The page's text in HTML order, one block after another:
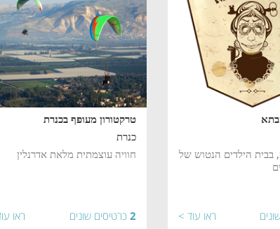
בבית הילדים הנטוש של
ראו עוד >
טרקטורון מעופף בכנרת
כנרת
חוויה עוצמתית מלאת אדרנלין
2 כרטיסים שונים ראו